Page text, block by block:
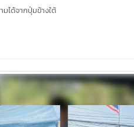
ได้จากปุ่มข้างใต้